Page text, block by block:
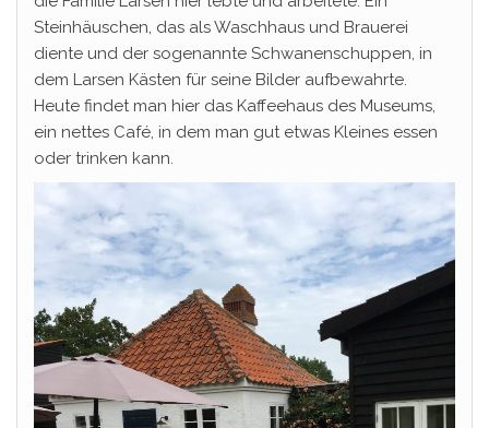
Steinhäuschen, das als Waschhaus und Brauerei
diente und der sogenannte Schwanenschuppen, in
dem Larsen Kästen für seine Bilder aufbewahrte.
Heute findet man hier das Kaffeehaus des Museums,
ein nettes Café, in dem man gut etwas Kleines essen
oder trinken kann.